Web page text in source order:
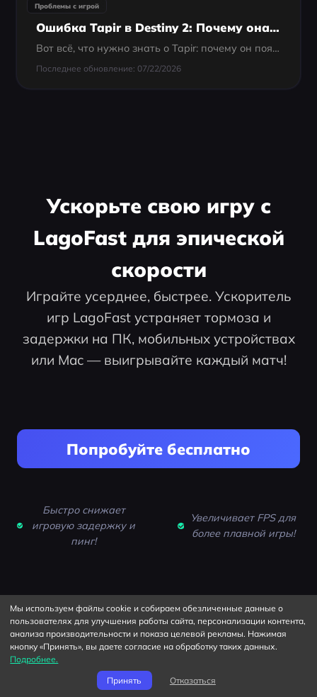
Проблемы с игрой
Ошибка Tapir в Destiny 2: Почему она возникает и как исправить в 2025 году
Вот всё, что нужно знать о Tapir: почему он появляется и что реально можно сделать, чтобы снова войти в игру.
Последнее обновление: 07/22/2026
Ускорьте свою игру с
LagoFast для эпической
скорости
Играйте усерднее, быстрее. Ускоритель
игр LagoFast устраняет тормоза и
задержки на ПК, мобильных устройствах
или Mac — выигрывайте каждый матч!
Попробуйте бесплатно
Быстро снижает
игровую задержку и
пинг!
Увеличивает FPS для
более плавной игры!
Горячие продукты
Ускоритель игр для ПК
Мы используем файлы cookie и собираем обезличенные данные о
пользователях для улучшения работы сайта, персонализации контента,
анализа производительности и показа целевой рекламы. Нажимая
кнопку «Принять», вы даете согласие на обработку таких данных.
Подробнее.
Принять
Отказаться